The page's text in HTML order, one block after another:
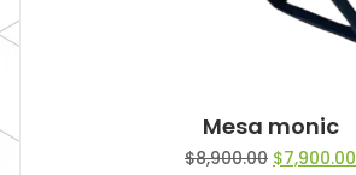
Mesa monic
$8,900.00 Original
$7,900.00